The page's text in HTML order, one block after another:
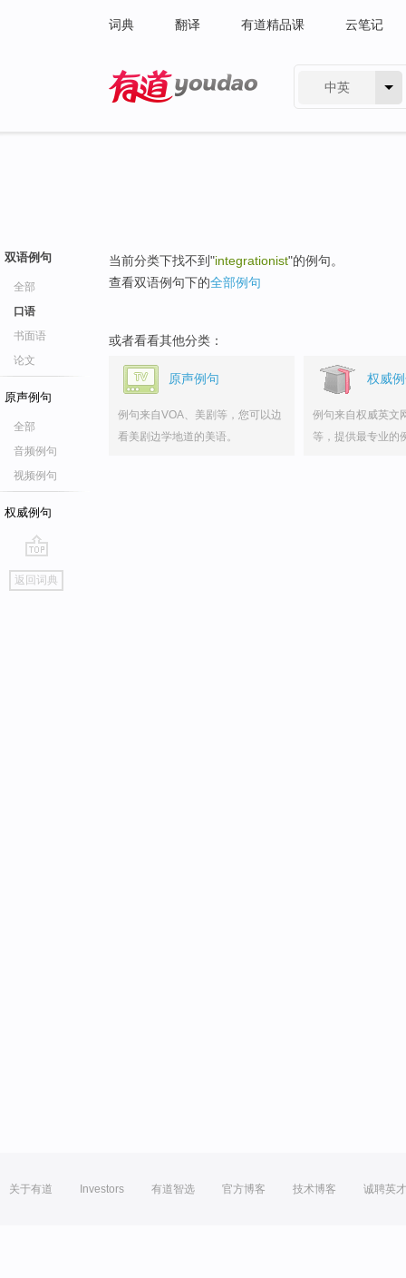
词典 翻译 有道精品课 云笔记
中英
双语例句
全部
口语
书面语
论文
原声例句
全部
音频例句
视频例句
权威例句
go
top
返回词典
当前分类下找不到"integrationist"的例句。
查看双语例句下的全部例句
或者看看其他分类：
原声例句
例句来自VOA、美剧等，您可以边
看美剧边学地道的美语。
权威
例句来自权威英文
等，提供最专业的
关于有道 Investors 有道智选 官方博客 技术博客 诚聘英才